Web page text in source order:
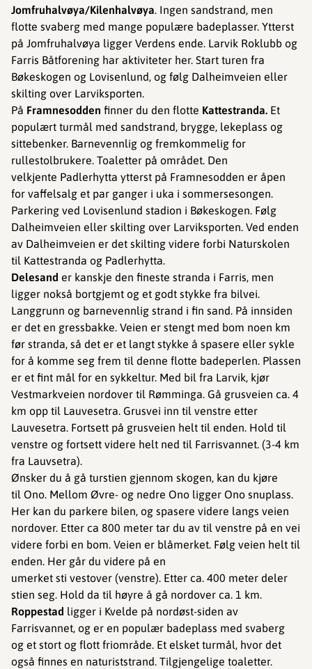
Jomfruhalvøya/Kilenhalvøya. Ingen sandstrand, men
flotte svaberg med mange populære badeplasser. Ytterst
på Jomfruhalvøya ligger Verdens ende. Larvik Roklubb og
Farris Båtforening har aktiviteter her. Start turen fra
Bøkeskogen og Lovisenlund, og følg Dalheimveien eller
skilting over Larviksporten. ​​
På Framnesodden finner du den flotte Kattestranda. Et
populært turmål med sandstrand, brygge, lekeplass og
sittebenker. Barnevennlig og fremkommelig for
rullestolbrukere. Toaletter på området. Den
velkjente Padlerhytta ytterst på Framnesodden er åpen
for vaffelsalg et par ganger i uka i sommersesongen.
Parkering ved Lovisenlund stadion i Bøkeskogen. Følg
Dalheimveien eller skilting over Larviksporten. Ved enden
av Dalheimveien er det skilting videre forbi Naturskolen
til Kattestranda og Padlerhytta.
Delesand er kanskje den fineste stranda i Farris, men
ligger nokså bortgjemt og et godt stykke fra bilvei.
Langgrunn og barnevennlig strand i fin sand. På innsiden
er det en gressbakke. Veien er stengt med bom noen km
før stranda, så det er et langt stykke å spasere eller sykle
for å komme seg frem til denne flotte badeperlen. Plassen
er et fint mål for en sykkeltur. Med bil fra Larvik, kjør
Vestmarkveien nordover til Rømminga. Gå grusveien ca. 4
km opp til Lauvesetra. Grusvei inn til venstre etter
Lauvesetra. Fortsett på grusveien helt til enden. Hold til
venstre og fortsett videre helt ned til Farrisvannet. (3-4 km
fra Lauvsetra).
Ønsker du å gå turstien gjennom skogen, kan du kjøre
til Ono. Mellom Øvre- og nedre Ono ligger Ono snuplass.
Her kan du parkere bilen, og spasere videre langs veien
nordover. Etter ca 800 meter tar du av til venstre på en vei
videre forbi en bom. Veien er blåmerket. Følg veien helt til
enden. Her går du videre på en
umerket sti vestover (venstre). Etter ca. 400 meter deler
stien seg. Hold da til høyre å gå nordover ca. 1 km.
Roppestad ligger i Kvelde på nordøst-siden av
Farrisvannet, og er en populær badeplass med svaberg
og et stort og flott friområde. Et elsket turmål, hvor det
også finnes en naturiststrand. Tilgjengelige toaletter.